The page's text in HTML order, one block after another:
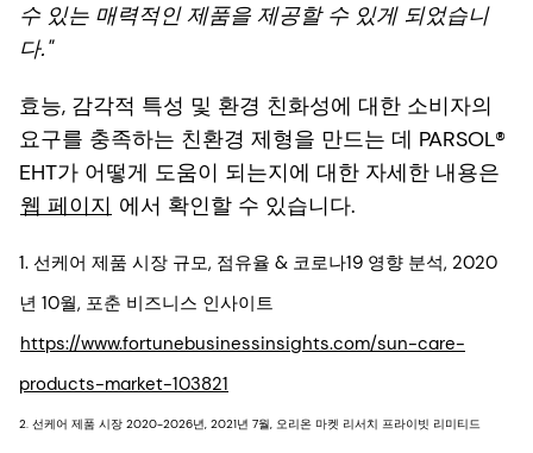
수 있는 매력적인 제품을 제공할 수 있게 되었습니
다."
효능, 감각적 특성 및 환경 친화성에 대한 소비자의
요구를 충족하는 친환경 제형을 만드는 데 PARSOL®
EHT가 어떻게 도움이 되는지에 대한 자세한 내용은
웹 페이지 에서 확인할 수 있습니다.
1. 선케어 제품 시장 규모, 점유율 & 코로나19 영향 분석, 2020
년 10월, 포춘 비즈니스 인사이트
https://www.fortunebusinessinsights.com/sun-care-
products-market-103821
2. 선케어 제품 시장 2020-2026년, 2021년 7월, 오리온 마켓 리서치 프라이빗 리미티드